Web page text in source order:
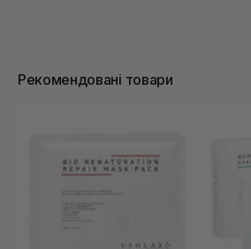
Рекомендовані товари